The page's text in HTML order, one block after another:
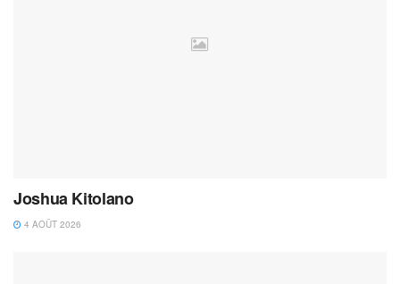
Joshua Kitolano
4 AOÛT 2026